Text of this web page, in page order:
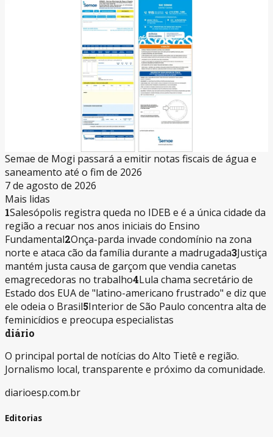
Semae de Mogi passará a emitir notas fiscais de água e
saneamento até o fim de 2026
7 de agosto de 2026
Mais lidas
1Salesópolis registra queda no IDEB e é a única cidade da
região a recuar nos anos iniciais do Ensino
Fundamental2Onça-parda invade condomínio na zona
norte e ataca cão da família durante a madrugada3Justiça
mantém justa causa de garçom que vendia canetas
emagrecedoras no trabalho4Lula chama secretário de
Estado dos EUA de "latino-americano frustrado" e diz que
ele odeia o Brasil5Interior de São Paulo concentra alta de
feminicídios e preocupa especialistas
diário
O principal portal de notícias do Alto Tietê e região.
Jornalismo local, transparente e próximo da comunidade.
diarioesp.com.br
Editorias